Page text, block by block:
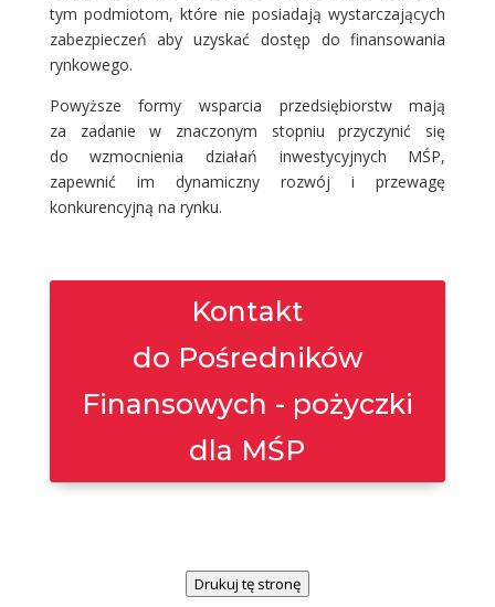
tym podmiotom, które nie posiadają wystarczających
zabezpieczeń aby uzyskać dostęp do finansowania
rynkowego.
Powyższe formy wsparcia przedsiębiorstw mają
za zadanie w znaczonym stopniu przyczynić się
do wzmocnienia działań inwestycyjnych MŚP,
zapewnić im dynamiczny rozwój i przewagę
konkurencyjną na rynku.
Kontakt
do Pośredników
Finansowych - pożyczki
dla MŚP
Drukuj tę stronę